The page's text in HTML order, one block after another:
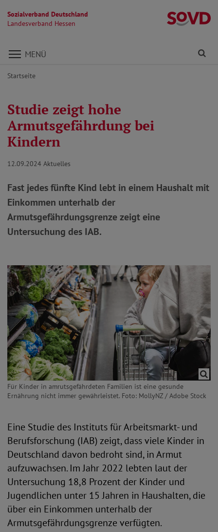
Sozialverband Deutschland
Landesverband Hessen
Direkt zu den Inhalten springen
MENÜ
Startseite
Studie zeigt hohe
Armutsgefährdung bei
Kindern
12.09.2024 Aktuelles
Fast jedes fünfte Kind lebt in einem Haushalt mit
Einkommen unterhalb der
Armutsgefährdungsgrenze zeigt eine
Untersuchung des IAB.
Für Kinder in amrutsgefährdeten Familien ist eine gesunde
Ernährung nicht immer gewährleistet. Foto: MollyNZ / Adobe Stock
Eine Studie des Instituts für Arbeitsmarkt- und
Berufsforschung (IAB) zeigt, dass viele Kinder in
Deutschland davon bedroht sind, in Armut
aufzuwachsen. Im Jahr 2022 lebten laut der
Untersuchung 18,8 Prozent der Kinder und
Jugendlichen unter 15 Jahren in Haushalten, die
über ein Einkommen unterhalb der
Armutsgefährdungsgrenze verfügten.